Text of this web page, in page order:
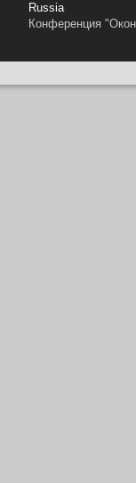
Russia
Конференция